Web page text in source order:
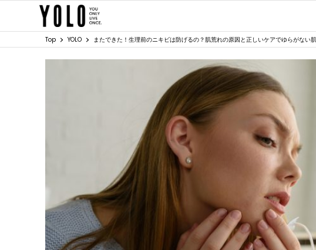
Top YOLO またできた！生理前のニキビは防げるの？肌荒れの原因と正しいケアでゆらがない